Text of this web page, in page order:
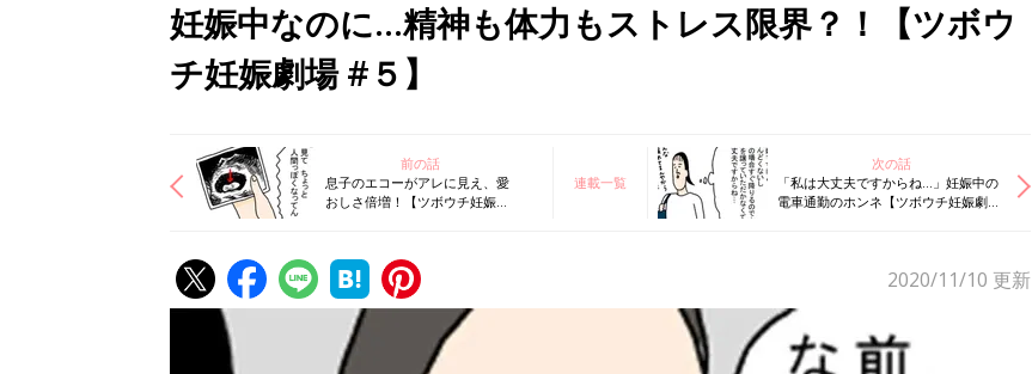
妊娠中なのに…精神も体力もストレス限界？！【ツボウ
チ妊娠劇場 #５】
前の話
息子のエコーがアレに見え、愛
おしさ倍増！【ツボウチ妊娠劇
連載一覧
次の話
「私は大丈夫ですからね…」妊娠中の
電車通勤のホンネ【ツボウチ妊娠劇場
2020/11/10 更新